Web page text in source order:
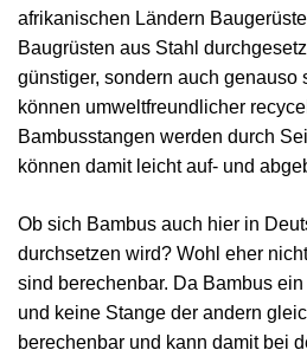
afrikanischen Ländern
Baugrüsten aus Stahl
günstiger, sondern auch genauso
können umweltfreundlicher
Bambusstangen werden durch
können damit leicht auf- und
Ob sich Bambus auch hier in
durchsetzen wird? Wohl eher
sind berechenbar. Da Bambus
und keine Stange der andern
berechenbar und kann damit bei